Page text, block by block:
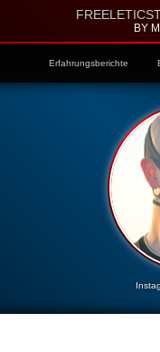
BY
Erfahrungsberichte